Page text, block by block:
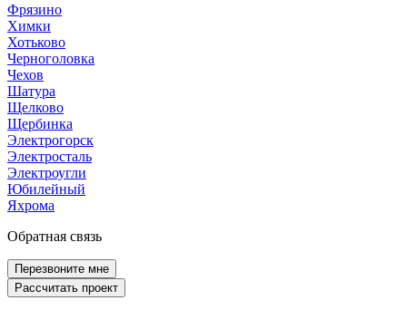
Фрязино
Химки
Хотьково
Черноголовка
Чехов
Шатура
Щелково
Щербинка
Электрогорск
Электросталь
Электроугли
Юбилейный
Яхрома
Обратная связь
Перезвоните мне
Рассчитать проект